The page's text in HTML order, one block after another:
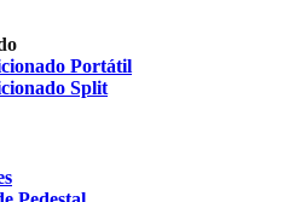
Portátil
Split